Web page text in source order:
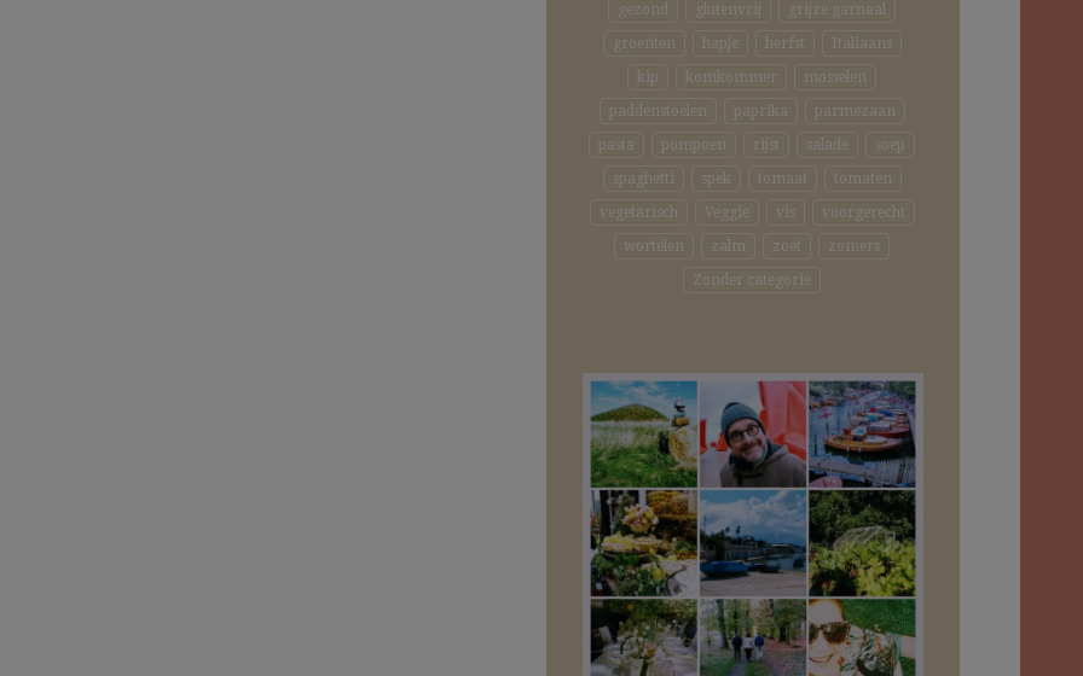
gezond
glutenvrij
grijze garnaal
groenten
hapje herfst
Italiaans
kip
komkommer
mosselen
paddenstoelen
paprika
parmezaan
pasta
pompoen rijst salade
soep
spaghetti
spek tomaat
tomaten
vegetarisch
Veggie vis
voorgerecht
wortelen
zalm zoet
zomers
Zonder categorie